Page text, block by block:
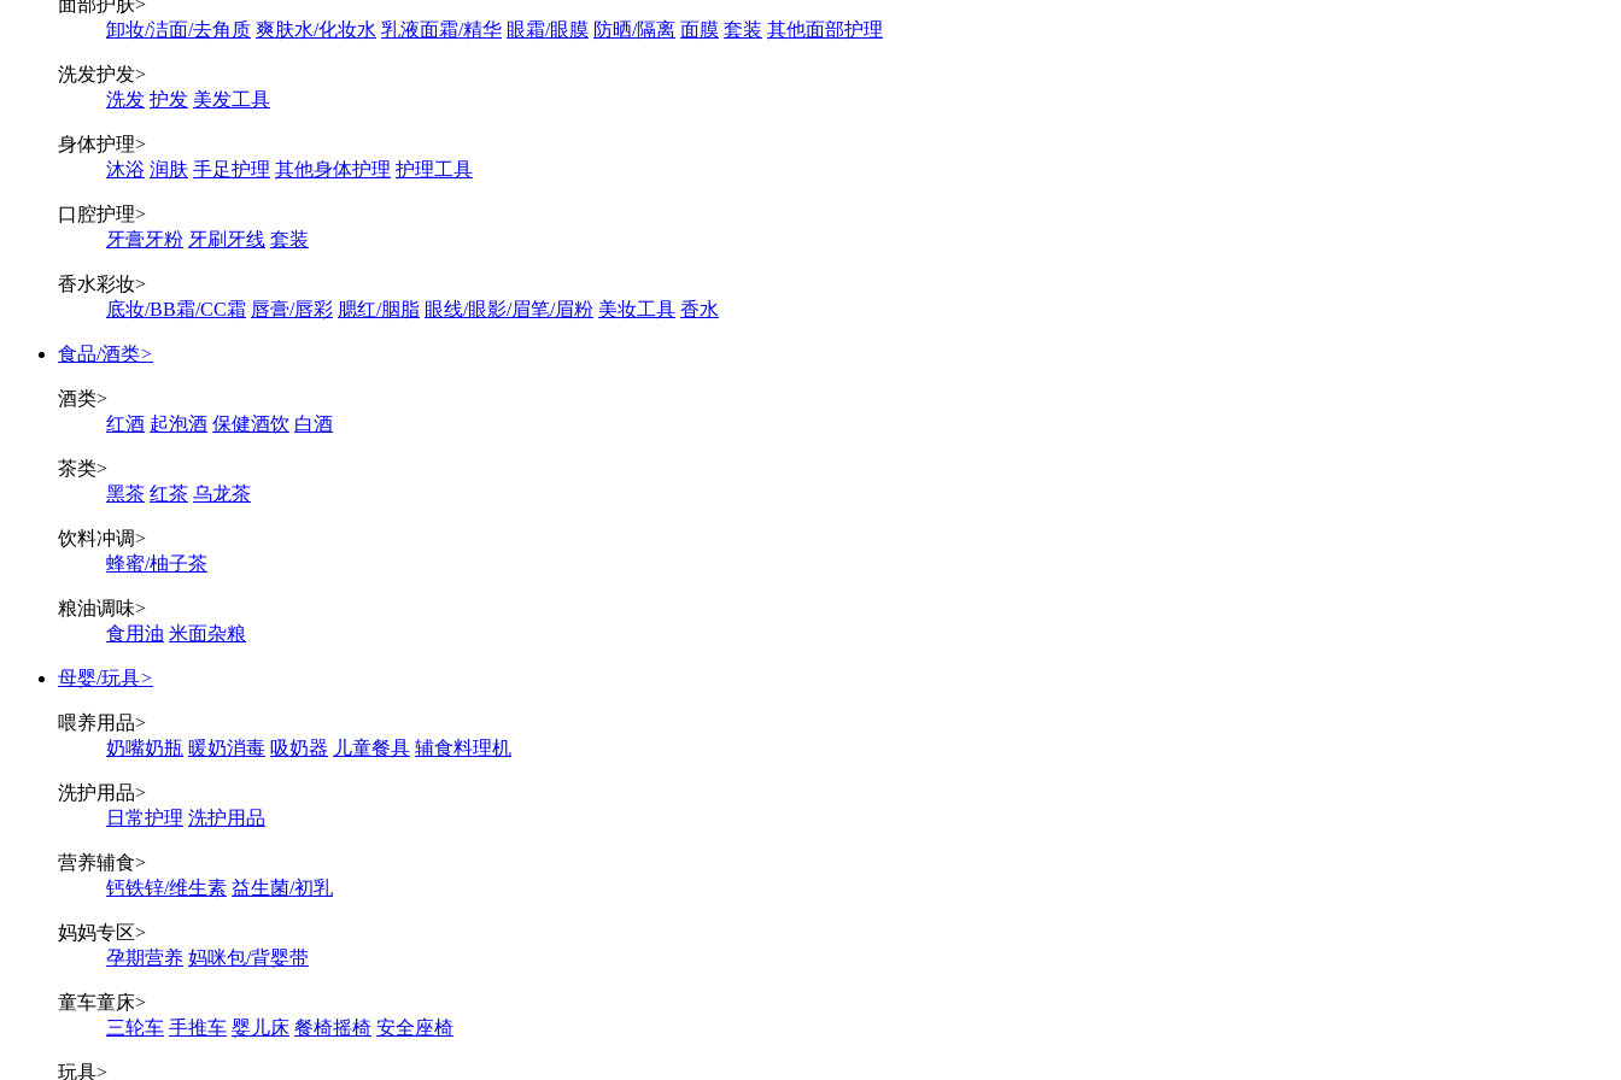
面部护肤>
卸妆/洁面/去角质 爽肤水/化妆水 乳液面霜/精华 眼霜/眼膜 防晒/隔离 面膜 套装 其他面部护理
洗发护发>
洗发 护发 美发工具
身体护理>
沐浴 润肤 手足护理 其他身体护理 护理工具
口腔护理>
牙膏牙粉 牙刷牙线 套装
香水彩妆>
底妆/BB霜/CC霜 唇膏/唇彩 腮红/胭脂 眼线/眼影/眉笔/眉粉 美妆工具 香水
食品/酒类>
酒类>
红酒 起泡酒 保健酒饮 白酒
茶类>
黑茶 红茶 乌龙茶
饮料冲调>
蜂蜜/柚子茶
粮油调味>
食用油 米面杂粮
母婴/玩具>
喂养用品>
奶嘴奶瓶 暖奶消毒 吸奶器 儿童餐具 辅食料理机
洗护用品>
日常护理 洗护用品
营养辅食>
钙铁锌/维生素 益生菌/初乳
妈妈专区>
孕期营养 妈咪包/背婴带
童车童床>
三轮车 手推车 婴儿床 餐椅摇椅 安全座椅
玩具>